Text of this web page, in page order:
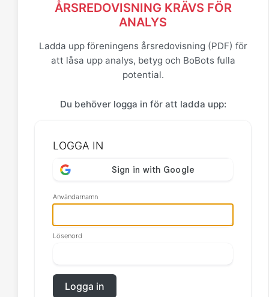
ÅRSREDOVISNING KRÄVS FÖR
ANALYS
Ladda upp föreningens årsredovisning (PDF) för
att låsa upp analys, betyg och BoBots fulla
potential.
Du behöver logga in för att ladda upp:
LOGGA IN
Användarnamn
Lösenord
Logga in